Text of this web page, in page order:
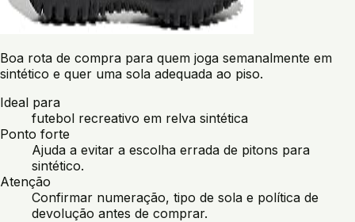
Boa rota de compra para quem joga semanalmente em
sintético e quer uma sola adequada ao piso.
Ideal para
futebol recreativo em relva sintética
Ponto forte
Ajuda a evitar a escolha errada de pitons para
sintético.
Atenção
Confirmar numeração, tipo de sola e política de
devolução antes de comprar.